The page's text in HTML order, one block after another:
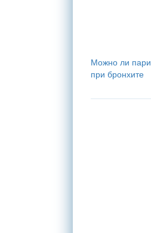
Можно ли
при бронхите